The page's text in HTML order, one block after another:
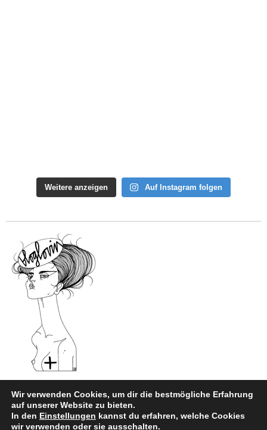
Weitere anzeigen Auf Instagram folgen
Impressum |Datenschutz
Wir verwenden Cookies, um dir die bestmögliche Erfahrung
auf unserer Website zu bieten.
In den Einstellungen kannst du erfahren, welche Cookies
wir verwenden oder sie ausschalten.